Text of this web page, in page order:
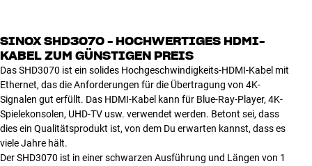
SINOX SHD3070 - HOCHWERTIGES HDMI-
KABEL ZUM GÜNSTIGEN PREIS
Das SHD3070 ist ein solides Hochgeschwindigkeits-HDMI-Kabel mit
Ethernet, das die Anforderungen für die Übertragung von 4K-
Signalen gut erfüllt. Das HDMI-Kabel kann für Blue-Ray-Player, 4K-
Spielekonsolen, UHD-TV usw. verwendet werden. Betont sei, dass
dies ein Qualitätsprodukt ist, von dem Du erwarten kannst, dass es
viele Jahre hält.
Der SHD3070 ist in einer schwarzen Ausführung und Längen von 1